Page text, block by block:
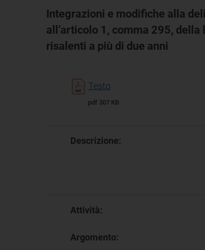
Integrazioni e modifiche alla
all’articolo 1, comma 295,
risalenti a più di due anni
Testo
pdf 307 KB
Descrizione:
Attività:
Argomento: